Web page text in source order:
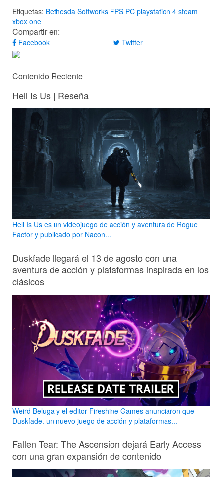
Etiquetas: Bethesda Softworks FPS PC playstation 4 steam
xbox one
Compartir en:
Facebook Twitter
Contenido Reciente
Hell Is Us | Reseña
Hell Is Us es un videojuego de acción y aventura de Rogue
Factor y publicado por Nacon...
Duskfade llegará el 13 de agosto con una
aventura de acción y plataformas inspirada en los
clásicos
Weird Beluga y el editor Fireshine Games anunciaron que
Duskfade, un nuevo juego de acción y plataformas...
Fallen Tear: The Ascension dejará Early Access
con una gran expansión de contenido